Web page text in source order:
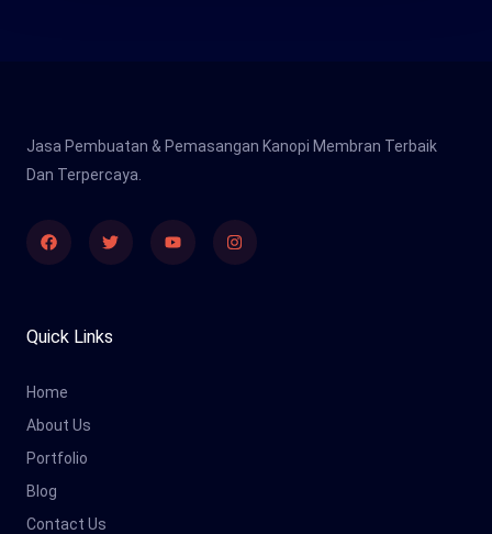
Jasa Pembuatan & Pemasangan Kanopi Membran Terbaik
Dan Terpercaya.
FacebookTwitter Youtube Instagram
Quick Links
Home
About Us
Portfolio
Blog
Contact Us